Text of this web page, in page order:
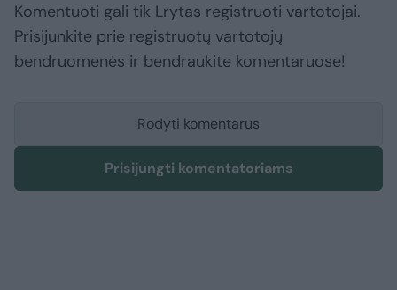
Komentuoti gali tik Lrytas registruoti vartotojai.
Prisijunkite prie registruotų vartotojų
bendruomenės ir bendraukite komentaruose!
Rodyti komentarus
Prisijungti komentatoriams